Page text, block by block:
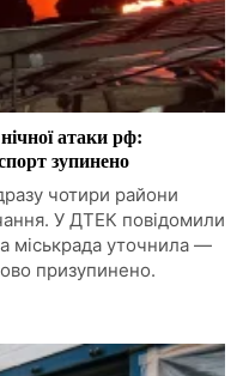
атаки рф:
зупинено
чотири райони
У ДТЕК повідомили
міськрада уточнила —
призупинено.